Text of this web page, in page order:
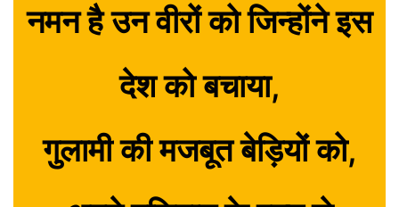
नमन है उन वीरों को जिन्होंने इस
देश को बचाया,
गुलामी की मजबूत बेड़ियों को,